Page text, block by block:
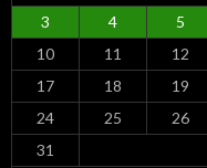
3
4 5
10
11 12
17
18 19
24
25 26
31